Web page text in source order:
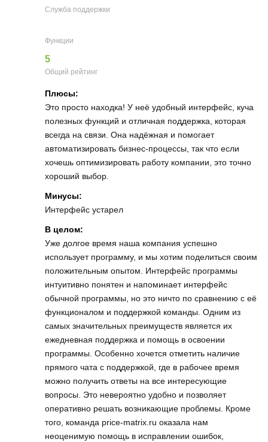
Служба поддержки
Функции
5
Общий рейтинг
Плюсы:
Это просто находка! У неё удобный интерфейс, куча
полезных функций и отличная поддержка, которая
всегда на связи. Она надёжная и помогает
автоматизировать бизнес-процессы, так что если
хочешь оптимизировать работу компании, это точно
хороший выбор.
Минусы:
Интерфейс устарел
В целом:
Уже долгое время наша компания успешно
использует программу, и мы хотим поделиться своим
положительным опытом. Интерфейс программы
интуитивно понятен и напоминает интерфейс
обычной программы, но это ничто по сравнению с её
функционалом и поддержкой команды. Одним из
самых значительных преимуществ является их
ежедневная поддержка и помощь в освоении
программы. Особенно хочется отметить наличие
прямого чата с поддержкой, где в рабочее время
можно получить ответы на все интересующие
вопросы. Это невероятно удобно и позволяет
оперативно решать возникающие проблемы. Кроме
того, команда price-matrix.ru оказала нам
неоценимую помощь в исправлении ошибок,